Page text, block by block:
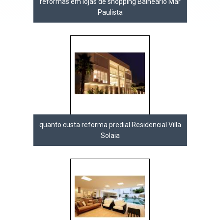
Paulista
quanto custa reforma predial Residencial Villa
Solaia